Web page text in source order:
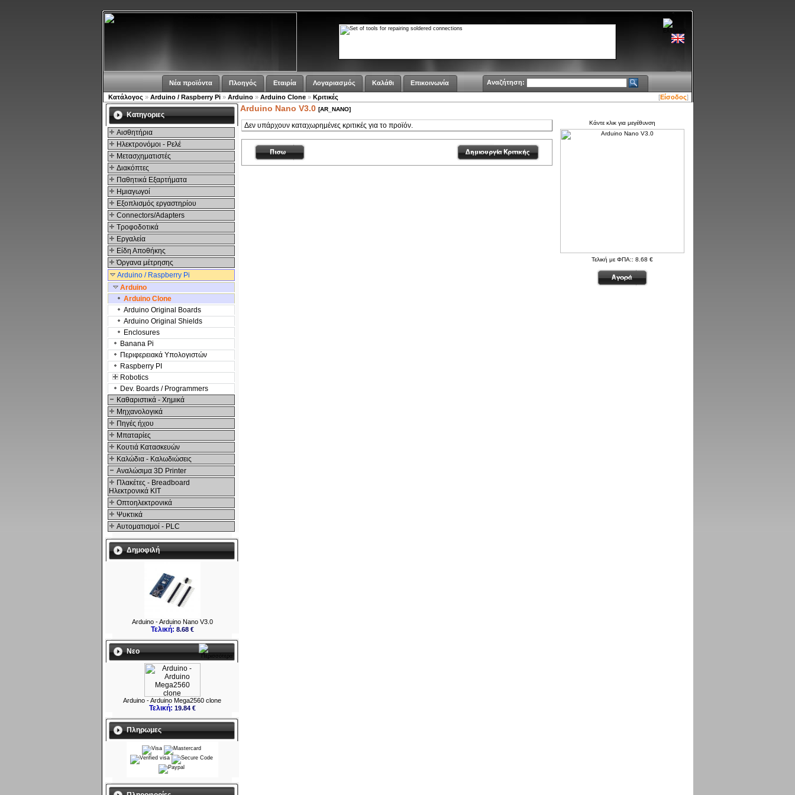
Νέα προϊόντα Πλοηγός Εταιρία Λογαριασμός Καλάθι Επικοινωνία Αναζήτηση:
Κατάλογος » Arduino / Raspberry Pi » Arduino » Arduino Clone » Κριτικές [Είσοδος]
Kατηγοριες
Αισθητήρια
Ηλεκτρονόμοι - Ρελέ
Μετασχηματιστές
Διακόπτες
Παθητικά Εξαρτήματα
Hμιαγωγοί
Εξοπλισμός εργαστηρίου
Connectors/Adapters
Τροφοδοτικά
Εργαλεία
Είδη Αποθήκης
Όργανα μέτρησης
Arduino / Raspberry Pi
Arduino
Arduino Clone
Arduino Original Boards
Arduino Original Shields
Enclosures
Banana Pi
Περιφερειακά Υπολογιστών
Raspberry PI
Robotics
Dev. Boards / Programmers
Καθαριστικά - Χημικά
Μηχανολογικά
Πηγές ήχου
Μπαταρίες
Κουτιά Κατασκευών
Καλώδια - Καλωδιώσεις
Αναλώσιμα 3D Printer
Πλακέτες - Breadboard
Ηλεκτρονικά ΚΙΤ
Οπτοηλεκτρονικά
Ψυκτικά
Αυτοματισμοί - PLC
Δημοφιλή
Arduino - Arduino Nano V3.0
Τελική: 8.68 €
Νεο
Arduino - Arduino Mega2560 clone
Τελική: 19.84 €
Πληρωμες
Arduino Nano V3.0 [AR_NANO]
Δεν υπάρχουν καταχωρημένες κριτικές για το προϊόν. Κάντε κλικ για μεγέθυνση
Τελική με ΦΠΑ:: 8.68 €